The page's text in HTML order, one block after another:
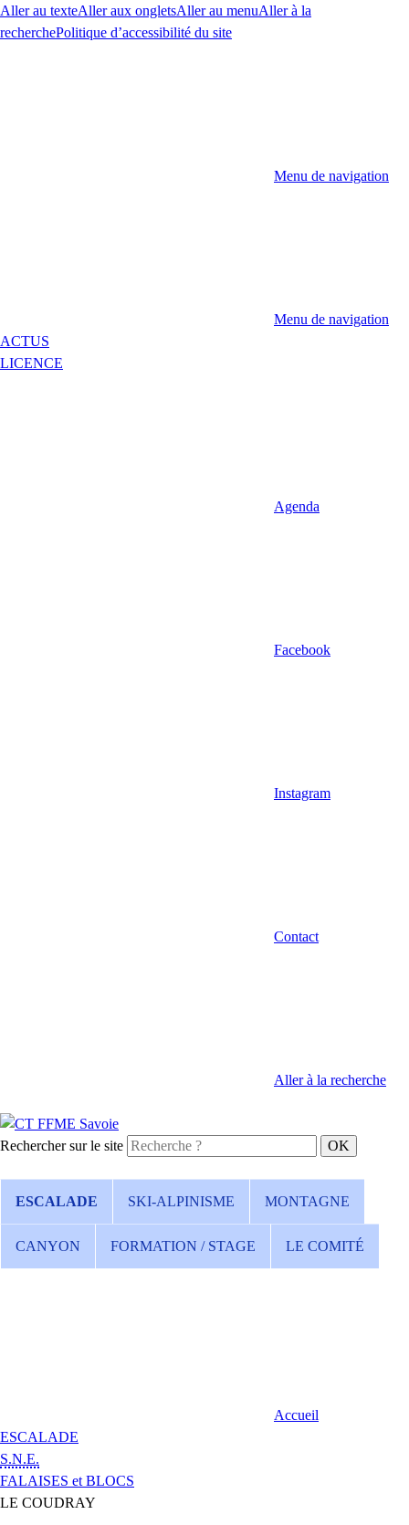
Aller au texteAller aux ongletsAller au menuAller à la
recherchePolitique d’accessibilité du site
Menu de navigation
Menu de navigation
ACTUS
LICENCE
Agenda
Facebook
Instagram
Contact
Aller à la recherche
Rechercher sur le site
ESCALADE SKI-ALPINISME MONTAGNE
CANYON FORMATION / STAGE LE COMITÉ
Accueil
ESCALADE
S.N.E.
FALAISES et BLOCS
LE COUDRAY